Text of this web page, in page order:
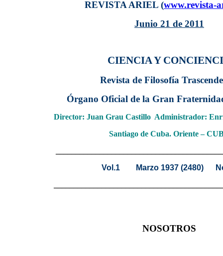
REVISTA ARIEL (www.revista-
Junio 21 de 2011
CIENCIA Y
Revista de Filosofía
Órgano Oficial de la Gran
Director: Juan Grau Castillo Administrador:
Santiago de Cuba. Oriente –
Vol.1 Marzo 1937 (2480)
NOSOTROS